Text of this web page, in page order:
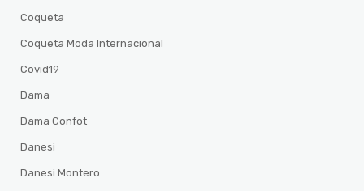
Coqueta
Coqueta Moda Internacional
Covid19
Dama
Dama Confot
Danesi
Danesi Montero